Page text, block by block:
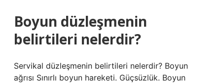
Boyun düzleşmenin
belirtileri nelerdir?
Servikal düzleşmenin belirtileri nelerdir? Boyun
ağrısı Sınırlı boyun hareketi. Güçsüzlük. Boyun